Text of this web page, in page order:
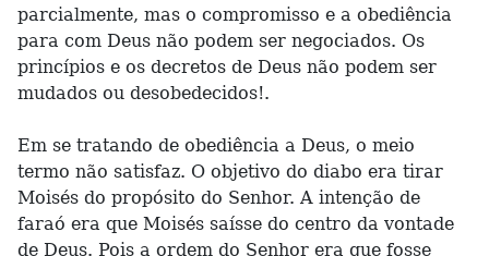
parcialmente, mas o compromisso e a obediência
para com Deus não podem ser negociados. Os
princípios e os decretos de Deus não podem ser
mudados ou desobedecidos!.
Em se tratando de obediência a Deus, o meio
termo não satisfaz. O objetivo do diabo era tirar
Moisés do propósito do Senhor. A intenção de
faraó era que Moisés saísse do centro da vontade
de Deus. Pois a ordem do Senhor era que fosse